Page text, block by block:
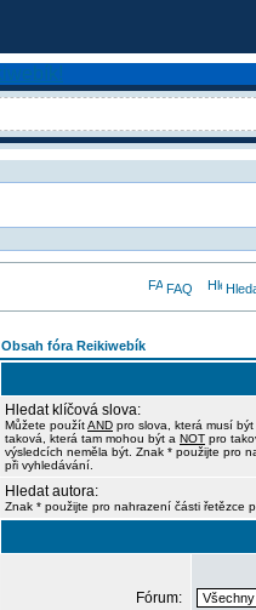
FAQ
Obsah fóra Reikiwebík
Hledat klíčová slova:
Můžete použítAND pro slova, která musí
taková, která tam mohou být a NOT pro
výsledcích neměla být. Znak * použijte pro
při vyhledávání.
Hledat autora:
Znak * použijte pro nahrazení části řetězce
Fórum: